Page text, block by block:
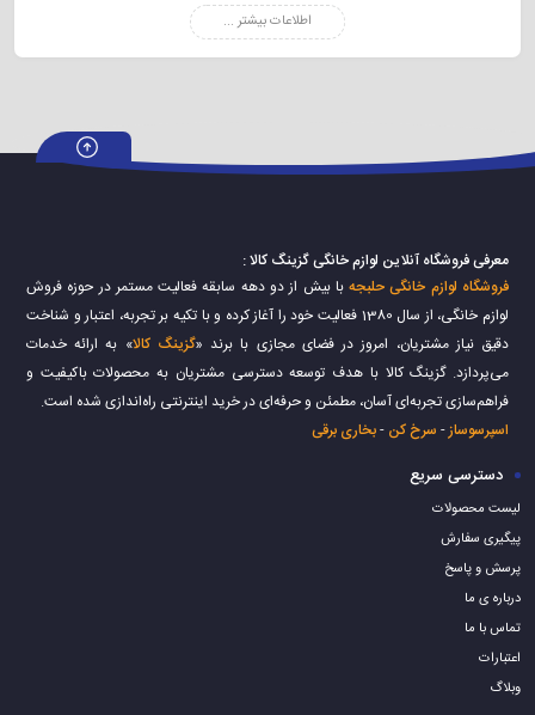
همزن کاسه دار بوش مدل MFQ۳۶۴۶۰ همزن برقی کاسه دار مکسی مدل ۲۰۰W
ناموجود
همزن کاسه دار حرفه ای پرشیا فرانس